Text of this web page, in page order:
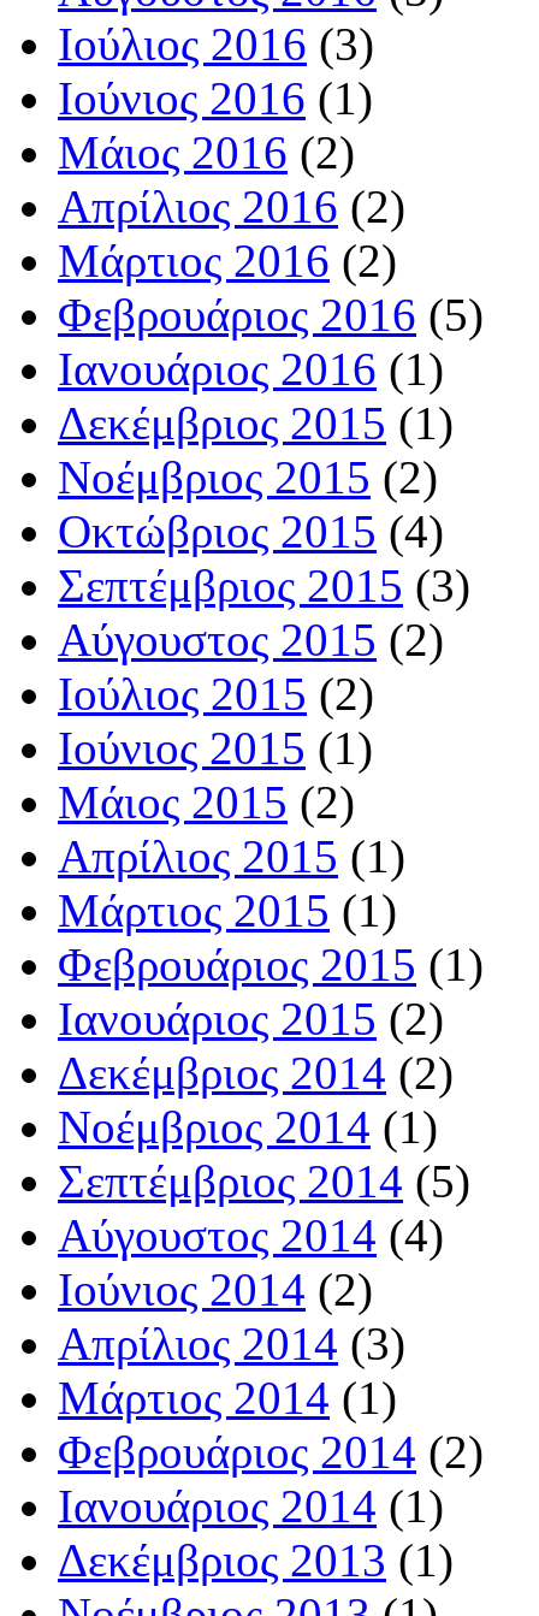
Ιούλιος 2016 (3)
Ιούνιος 2016 (1)
Μάιος 2016 (2)
Απρίλιος 2016 (2)
Μάρτιος 2016 (2)
Φεβρουάριος 2016 (5)
Ιανουάριος 2016 (1)
Δεκέμβριος 2015 (1)
Νοέμβριος 2015 (2)
Οκτώβριος 2015 (4)
Σεπτέμβριος 2015 (3)
Αύγουστος 2015 (2)
Ιούλιος 2015 (2)
Ιούνιος 2015 (1)
Μάιος 2015 (2)
Απρίλιος 2015 (1)
Μάρτιος 2015 (1)
Φεβρουάριος 2015 (1)
Ιανουάριος 2015 (2)
Δεκέμβριος 2014 (2)
Νοέμβριος 2014 (1)
Σεπτέμβριος 2014 (5)
Αύγουστος 2014 (4)
Ιούνιος 2014 (2)
Απρίλιος 2014 (3)
Μάρτιος 2014 (1)
Φεβρουάριος 2014 (2)
Ιανουάριος 2014 (1)
Δεκέμβριος 2013 (1)